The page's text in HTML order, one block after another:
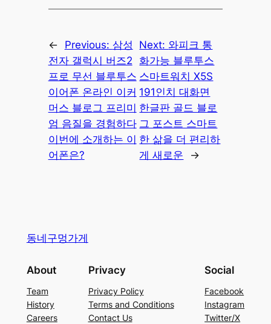
← Previous: 삼성
전자 갤럭시 버즈2
프로 무선 블루투스
이어폰 온라인 이커
머스 블로그 프리미
엄 음질을 경험하다
이번에 소개하는 이
어폰은?
Next: 와피크 통
화가능 블루투스
스마트워치 X5S
191인치 대화면
한글판 골드 블로
그 포스트 스마트
한 삶을 더 편리하
게 새로운
→
동네구멍가게
About
Team
History
Careers
Privacy
Privacy Policy
Terms and Conditions
Contact Us
Social
Facebook
Instagram
Twitter/X